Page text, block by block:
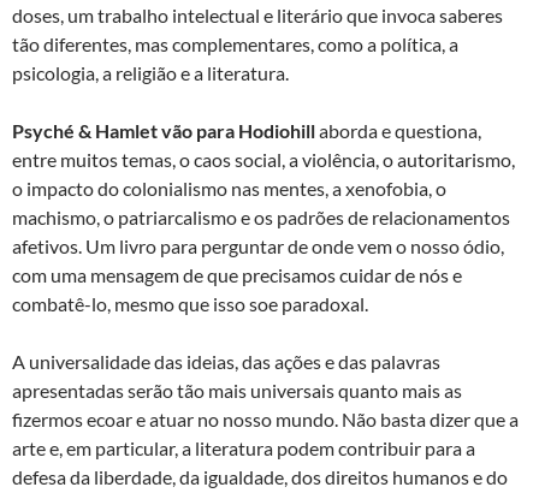
doses, um trabalho intelectual e literário que invoca saberes
tão diferentes, mas complementares, como a política, a
psicologia, a religião e a literatura.
Psyché & Hamlet vão para Hodiohillaborda e questiona,
entre muitos temas, o caos social, a violência, o autoritarismo,
o impacto do colonialismo nas mentes, a xenofobia, o
machismo, o patriarcalismo e os padrões de relacionamentos
afetivos. Um livro para perguntar de onde vem o nosso ódio,
com uma mensagem de que precisamos cuidar de nós e
combatê-lo, mesmo que isso soe paradoxal.
A universalidade das ideias, das ações e das palavras
apresentadas serão tão mais universais quanto mais as
fizermos ecoar e atuar no nosso mundo. Não basta dizer que a
arte e, em particular, a literatura podem contribuir para a
defesa da liberdade, da igualdade, dos direitos humanos e do